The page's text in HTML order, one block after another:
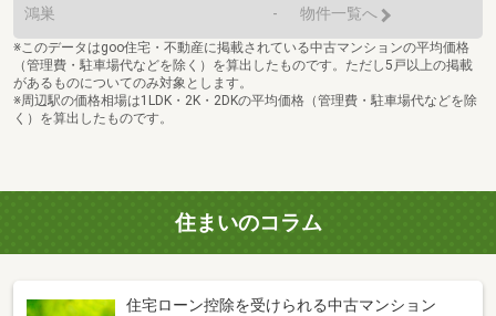
鴻巣 - 物件一覧へ
※このデータはgoo住宅・不動産に掲載されている中古マンションの平均価格
（管理費・駐車場代などを除く）を算出したものです。ただし5戸以上の掲載
があるものについてのみ対象とします。
※周辺駅の価格相場は1LDK・2K・2DKの平均価格（管理費・駐車場代などを除
く）を算出したものです。
住まいのコラム
住宅ローン控除を受けられる中古マンション